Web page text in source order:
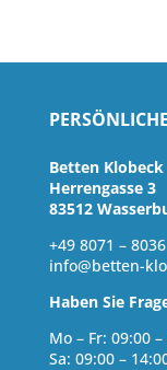
Betten Klobeck
Herrengasse 3
83512
+49 8071 – 8036
info@betten-
Haben Sie
Mo – Fr: 09:00
Sa: 09:00 –